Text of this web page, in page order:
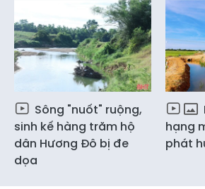
Sông "nuốt" ruộng,
sinh kế hàng trăm hộ
dân Hương Đô bị đe
dọa
hạng
phát